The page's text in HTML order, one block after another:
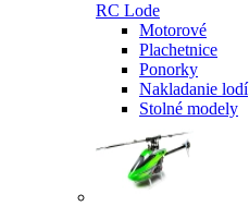
RC Lode
Motorové
Plachetnice
Ponorky
Nakladanie lodí
Stolné modely